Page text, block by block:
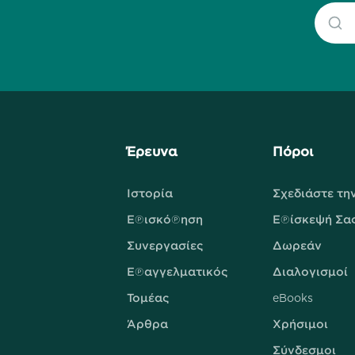
Έρευνα
Ιστορία
Επισκόπηση
Συνεργασίες
Επαγγελματικός
Τομέας
Άρθρα
Πόροι
Σχεδιάστε
Επίσκεψή
Δωρεάν
Διαλογισμοί
eBooks
Χρήσιμοι
Σύνδεσμοι